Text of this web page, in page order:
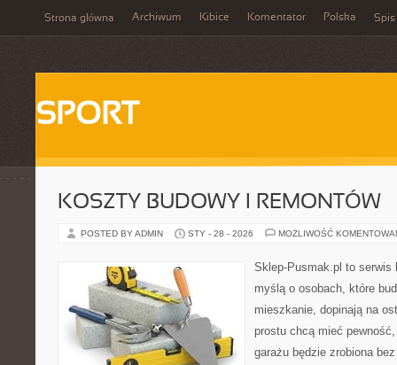
Strona główna Archiwum Kibice Komentator Polska Spis
SPORT
KOSZTY BUDOWY I REMONTÓW
POSTED BY ADMIN STY - 28 - 2026 MOŻLIWOŚĆ
Sklep-Pusmak.pl to serwis
myślą o osobach, które
mieszkanie, dopinają na
prostu chcą mieć
garażu będzie zrobiona